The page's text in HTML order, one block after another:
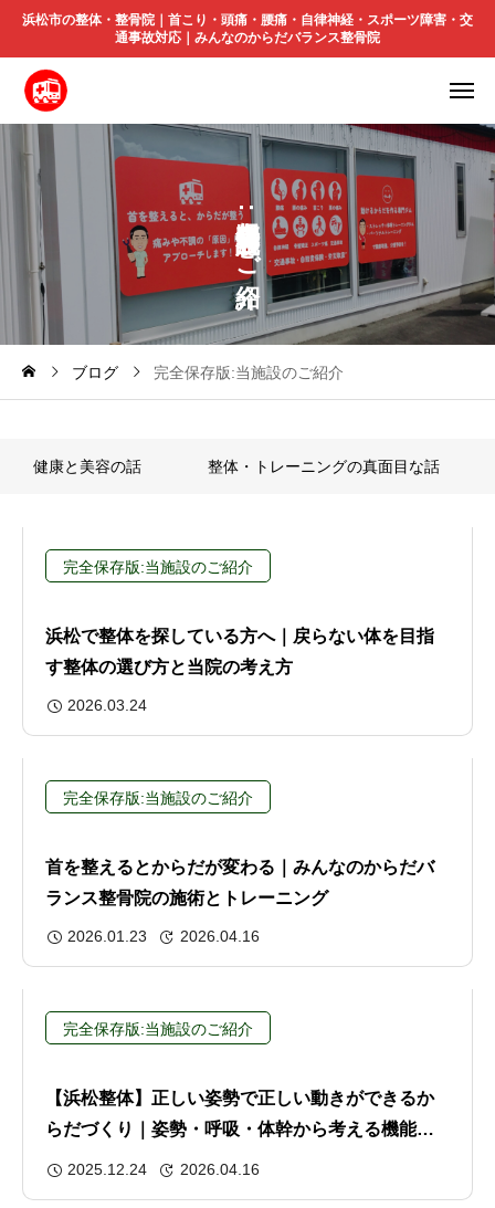
浜松市の整体・整骨院｜首こり・頭痛・腰痛・自律神経・スポーツ障害・交
通事故対応｜みんなのからだバランス整骨院
:
の
ご
ブログ 完全保存版:当施設のご紹介
健康と美容の話 整体・トレーニングの真面目な話
完全保存版:当施設のご紹介
浜松で整体を探している方へ｜戻らない体を目指
す整体の選び方と当院の考え方
2026.03.24
完全保存版:当施設のご紹介
首を整えるとからだが変わる｜みんなのからだバ
ランス整骨院の施術とトレーニング
2026.01.23 2026.04.16
完全保存版:当施設のご紹介
【浜松整体】正しい姿勢で正しい動きができるか
らだづくり｜姿勢・呼吸・体幹から考える機能改
善の本質
2025.12.24 2026.04.16